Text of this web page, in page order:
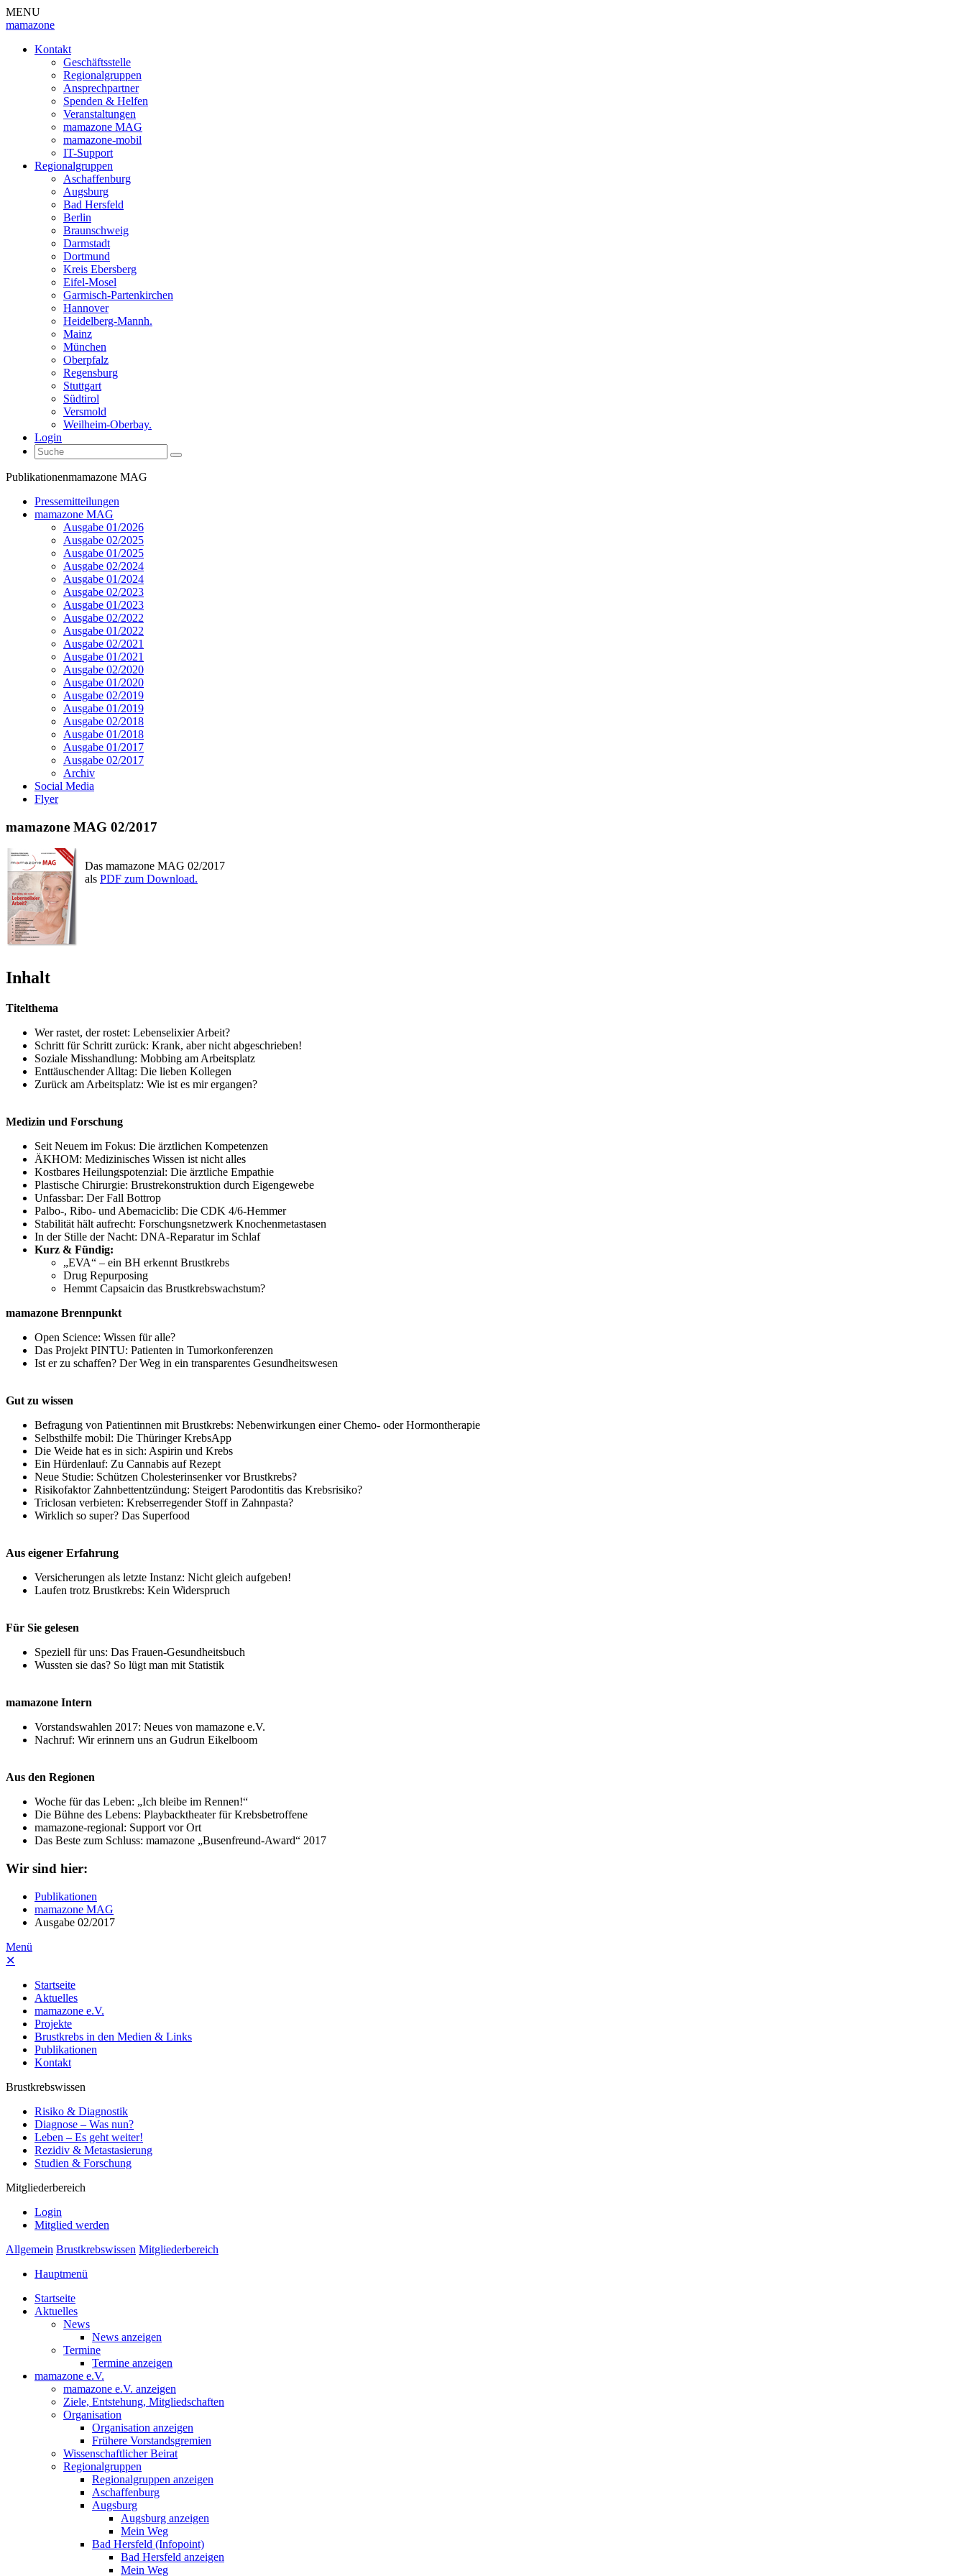
MENU
mamazone
Kontakt
Geschäftsstelle
Regionalgruppen
Ansprechpartner
Spenden & Helfen
Veranstaltungen
mamazone MAG
mamazone-mobil
IT-Support
Regionalgruppen
Aschaffenburg
Augsburg
Bad Hersfeld
Berlin
Braunschweig
Darmstadt
Dortmund
Kreis Ebersberg
Eifel-Mosel
Garmisch-Partenkirchen
Hannover
Heidelberg-Mannh.
Mainz
München
Oberpfalz
Regensburg
Stuttgart
Südtirol
Versmold
Weilheim-Oberbay.
Login
Publikationenmamazone MAG
Pressemitteilungen
mamazone MAG
Ausgabe 01/2026
Ausgabe 02/2025
Ausgabe 01/2025
Ausgabe 02/2024
Ausgabe 01/2024
Ausgabe 02/2023
Ausgabe 01/2023
Ausgabe 02/2022
Ausgabe 01/2022
Ausgabe 02/2021
Ausgabe 01/2021
Ausgabe 02/2020
Ausgabe 01/2020
Ausgabe 02/2019
Ausgabe 01/2019
Ausgabe 02/2018
Ausgabe 01/2018
Ausgabe 01/2017
Ausgabe 02/2017
Archiv
Social Media
Flyer
mamazone MAG 02/2017
Das mamazone MAG 02/2017
als PDF zum Download.
Inhalt
Titelthema
Wer rastet, der rostet: Lebenselixier Arbeit?
Schritt für Schritt zurück: Krank, aber nicht abgeschrieben!
Soziale Misshandlung: Mobbing am Arbeitsplatz
Enttäuschender Alltag: Die lieben Kollegen
Zurück am Arbeitsplatz: Wie ist es mir ergangen?
Medizin und Forschung
Seit Neuem im Fokus: Die ärztlichen Kompetenzen
ÄKHOM: Medizinisches Wissen ist nicht alles
Kostbares Heilungspotenzial: Die ärztliche Empathie
Plastische Chirurgie: Brustrekonstruktion durch Eigengewebe
Unfassbar: Der Fall Bottrop
Palbo-, Ribo- und Abemaciclib: Die CDK 4/6-Hemmer
Stabilität hält aufrecht: Forschungsnetzwerk Knochenmetastasen
In der Stille der Nacht: DNA-Reparatur im Schlaf
Kurz & Fündig:
„EVA“ – ein BH erkennt Brustkrebs
Drug Repurposing
Hemmt Capsaicin das Brustkrebswachstum?
mamazone Brennpunkt
Open Science: Wissen für alle?
Das Projekt PINTU: Patienten in Tumorkonferenzen
Ist er zu schaffen? Der Weg in ein transparentes Gesundheitswesen
Gut zu wissen
Befragung von Patientinnen mit Brustkrebs: Nebenwirkungen einer Chemo- oder Hormontherapie
Selbsthilfe mobil: Die Thüringer KrebsApp
Die Weide hat es in sich: Aspirin und Krebs
Ein Hürdenlauf: Zu Cannabis auf Rezept
Neue Studie: Schützen Cholesterinsenker vor Brustkrebs?
Risikofaktor Zahnbettentzündung: Steigert Parodontitis das Krebsrisiko?
Triclosan verbieten: Krebserregender Stoff in Zahnpasta?
Wirklich so super? Das Superfood
Aus eigener Erfahrung
Versicherungen als letzte Instanz: Nicht gleich aufgeben!
Laufen trotz Brustkrebs: Kein Widerspruch
Für Sie gelesen
Speziell für uns: Das Frauen-Gesundheitsbuch
Wussten sie das? So lügt man mit Statistik
mamazone Intern
Vorstandswahlen 2017: Neues von mamazone e.V.
Nachruf: Wir erinnern uns an Gudrun Eikelboom
Aus den Regionen
Woche für das Leben: „Ich bleibe im Rennen!“
Die Bühne des Lebens: Playbacktheater für Krebsbetroffene
mamazone-regional: Support vor Ort
Das Beste zum Schluss: mamazone „Busenfreund-Award“ 2017
Wir sind hier:
Publikationen
mamazone MAG
Ausgabe 02/2017
Menü
✕
Startseite
Aktuelles
mamazone e.V.
Projekte
Brustkrebs in den Medien & Links
Publikationen
Kontakt
Brustkrebswissen
Risiko & Diagnostik
Diagnose – Was nun?
Leben – Es geht weiter!
Rezidiv & Metastasierung
Studien & Forschung
Mitgliederbereich
Login
Mitglied werden
Allgemein Brustkrebswissen Mitgliederbereich
Hauptmenü
Startseite
Aktuelles
News
News anzeigen
Termine
Termine anzeigen
mamazone e.V.
mamazone e.V. anzeigen
Ziele, Entstehung, Mitgliedschaften
Organisation
Organisation anzeigen
Frühere Vorstandsgremien
Wissenschaftlicher Beirat
Regionalgruppen
Regionalgruppen anzeigen
Aschaffenburg
Augsburg
Augsburg anzeigen
Mein Weg
Bad Hersfeld (Infopoint)
Bad Hersfeld anzeigen
Mein Weg